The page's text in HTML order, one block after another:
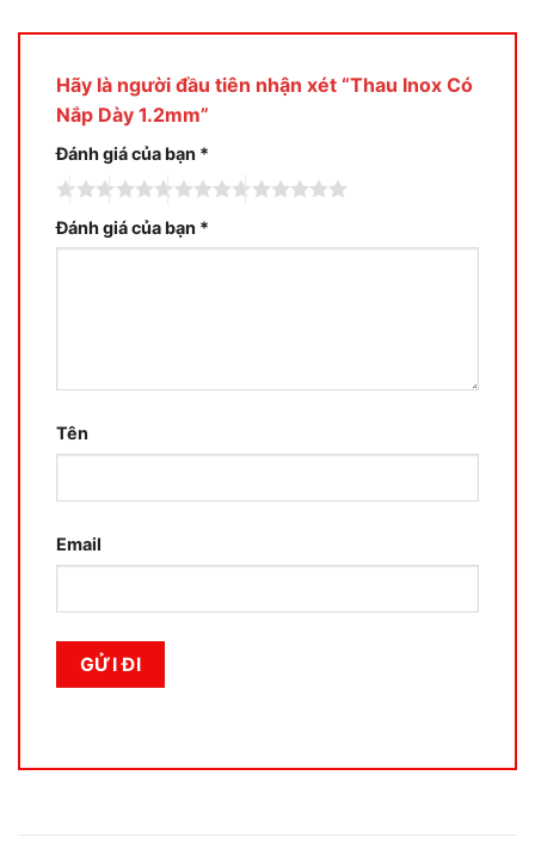
Hãy là người đầu tiên nhận xét “Thau Inox Có
Nắp Dày 1.2mm”
Đánh giá của bạn *
Đánh giá của bạn *
Tên
Email